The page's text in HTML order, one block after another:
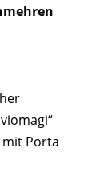
Porta